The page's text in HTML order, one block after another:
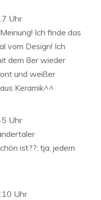
Uhr
Ich finde das
vom Design! Ich
dem 8er wieder
und weißer
Keramik^^
Uhr
ist??: tja, jedem
Uhr